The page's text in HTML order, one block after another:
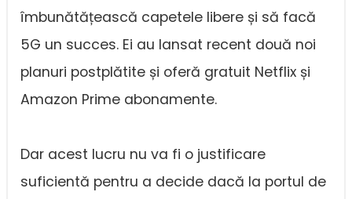
îmbunătățească capetele libere și să facă
5G un succes. Ei au lansat recent două noi
planuri postplătite și oferă gratuit Netflix și
Amazon Prime abonamente.
Dar acest lucru nu va fi o justificare
suficientă pentru a decide dacă la portul de